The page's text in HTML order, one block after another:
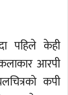
पहिले केही
आरपी
कपी